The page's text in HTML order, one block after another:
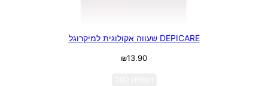
DEPICARE שעווה אקולוגית למיקרוגל
₪13.90